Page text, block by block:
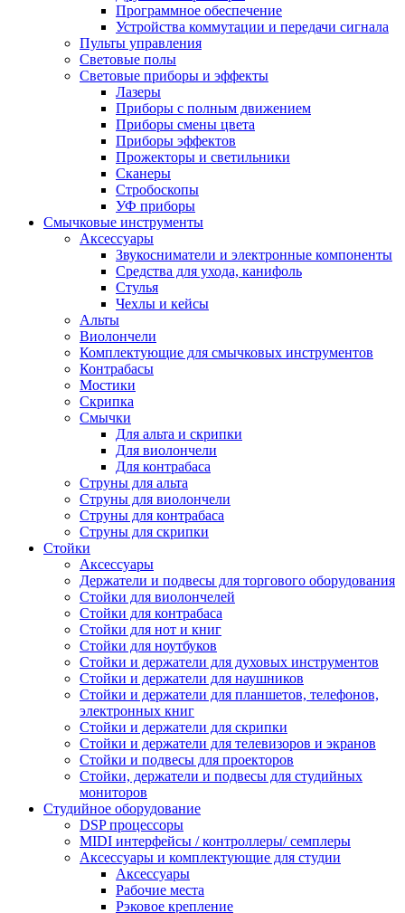
Программное обеспечение
Устройства коммутации и передачи сигнала
Пульты управления
Световые полы
Световые приборы и эффекты
Лазеры
Приборы с полным движением
Приборы смены цвета
Приборы эффектов
Прожекторы и светильники
Сканеры
Стробоскопы
УФ приборы
Смычковые инструменты
Аксессуары
Звукосниматели и электронные компоненты
Средства для ухода, канифоль
Стулья
Чехлы и кейсы
Альты
Виолончели
Комплектующие для смычковых инструментов
Контрабасы
Мостики
Скрипка
Смычки
Для альта и скрипки
Для виолончели
Для контрабаса
Струны для альта
Струны для виолончели
Струны для контрабаса
Струны для скрипки
Стойки
Аксессуары
Держатели и подвесы для торгового оборудования
Стойки для виолончелей
Стойки для контрабаса
Стойки для нот и книг
Стойки для ноутбуков
Стойки и держатели для духовых инструментов
Стойки и держатели для наушников
Стойки и держатели для планшетов, телефонов,
электронных книг
Стойки и держатели для скрипки
Стойки и держатели для телевизоров и экранов
Стойки и подвесы для проекторов
Стойки, держатели и подвесы для студийных
мониторов
Студийное оборудование
DSP процессоры
MIDI интерфейсы / контроллеры/ семплеры
Аксессуары и комплектующие для студии
Аксессуары
Рабочие места
Рэковое крепление